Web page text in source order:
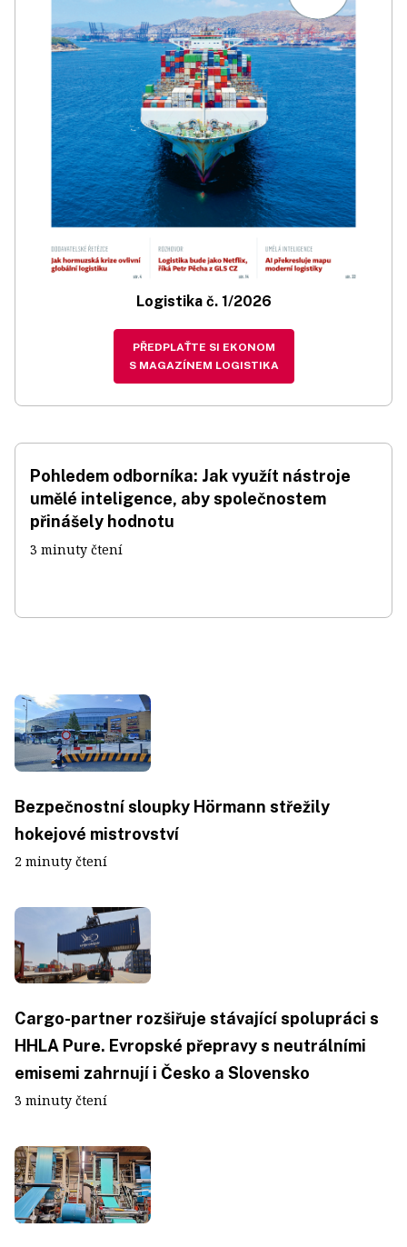
Logistika č. 1/2026
PŘEDPLAŤTE SI EKONOM
S MAGAZÍNEM LOGISTIKA
Pohledem odborníka: Jak využít nástroje
umělé inteligence, aby společnostem
přinášely hodnotu
3 minuty čtení
Bezpečnostní sloupky Hörmann střežily
hokejové mistrovství
2 minuty čtení
Cargo-partner rozšiřuje stávající spolupráci s
HHLA Pure. Evropské přepravy s neutrálními
emisemi zahrnují i Česko a Slovensko
3 minuty čtení